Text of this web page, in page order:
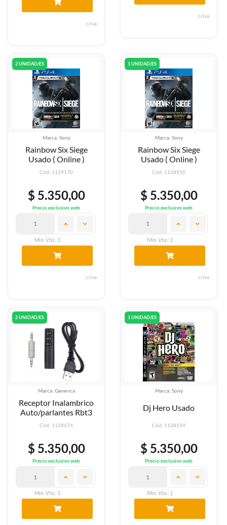
c/iva
c/iva
2 UNIDAD/ES
Marca: Sony
Rainbow Six Siege
Usado ( Online )
Cód: 1129170
$ 5.350,00
Precio exclusivo web
Min. Vta.: 1
c/iva
1 UNIDAD/ES
Marca: Sony
Rainbow Six Siege
Usado ( Online )
Cód: 1128950
$ 5.350,00
Precio exclusivo web
Min. Vta.: 1
c/iva
2 UNIDAD/ES
Marca: Generica
Receptor Inalambrico
Auto/parlantes Rbt3
Cód: 1128674
$ 5.350,00
Precio exclusivo web
Min. Vta.: 1
1 UNIDAD/ES
Marca: Sony
Dj Hero Usado
Cód: 1128554
$ 5.350,00
Precio exclusivo web
Min. Vta.: 1